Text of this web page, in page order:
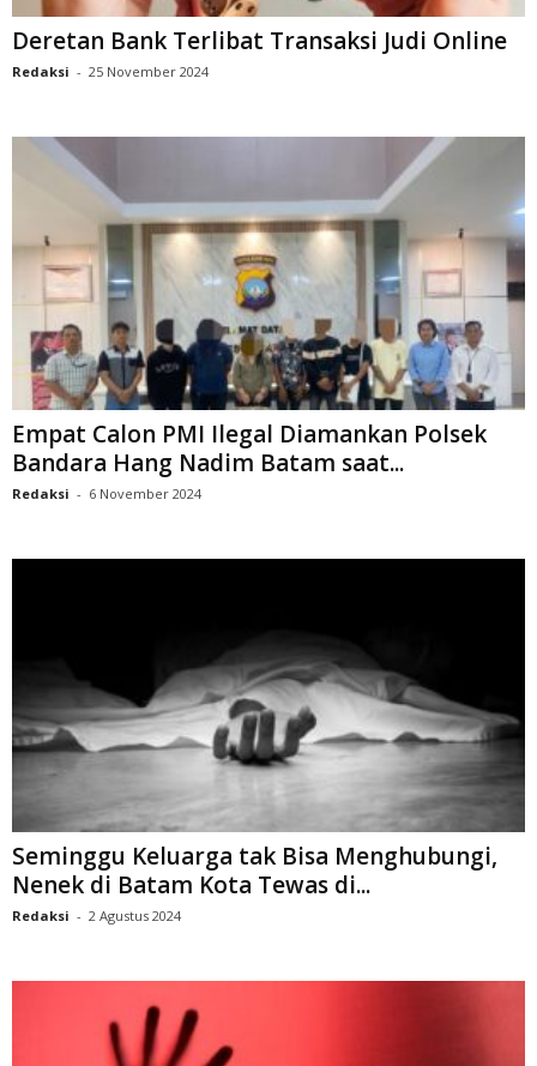
Deretan Bank Terlibat Transaksi Judi Online
Redaksi - 25 November 2024
Empat Calon PMI Ilegal Diamankan Polsek
Bandara Hang Nadim Batam saat...
Redaksi - 6 November 2024
Seminggu Keluarga tak Bisa Menghubungi,
Nenek di Batam Kota Tewas di...
Redaksi - 2 Agustus 2024